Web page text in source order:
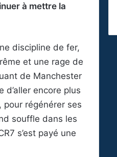
à mettre la
discipline de fer,
et une rage de
de Manchester
encore plus
régénérer ses
souffle dans les
s’est payé une